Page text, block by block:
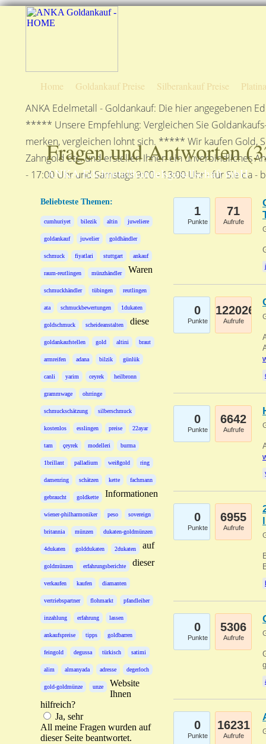
Home Goldankauf Preise Silberankauf Preise
ANKA Edelmetall - Goldankauf: Die hier angegebenen
***** Unsere Empfehlung: Vergleichen Sie
merken, vergleichen lohnt sich. ***** Wir kaufen Gold,
Zahngold etc. und erstellen Ihnen ein unverbindliches
- 17:00 Uhr und Samstags 9:00 - 13:00 Uhr - für Sie
Fragen und Antworten (
ANKA Edelmetallhandelsgesellschaft mbH
Beliebteste Themen:
cumhuriyet bilezik altin juweliere
goldankauf juwelier goldhändler
schmuck fiyatlari stuttgart ankauf
raum-reutlingen münzhändler
schmuckhändler tübingen reutlingen
ata schmuckbewertungen 1dukaten
goldschmuck scheideanstalten
goldankaufstellen gold altini braut
armreifen adana bilzik günlük
canli yarim ceyrek heilbronn
grammwage ohrringe
schmuckschätzung silberschmuck
kostenlos esslingen preise 22ayar
tam çeyrek modelleri burma
1brillant palladium weißgold ring
damenring schätzen kette fachmann
gebraucht goldkette
wiener-philharmoniker peso sovereign
britannia münzen dukaten-goldmünzen
4dukaten golddukaten 2dukaten
goldmünzen erfahrungsberichte
verkaufen kaufen diamanten
vertriebspartner flohmarkt pfandleiher
inzahlung erfahrung lassen
ankaufspreise tipps goldbarren
feingold degussa türkisch satimi
alim almanyada adresse degerloch
gold-goldmünze unze
Waren
diese
Informationen
auf
dieser
Website
Ihnen
hilfreich?
Ja, sehr
All meine Fragen wurden auf
dieser Seite beantwortet.
1
Punkte
71
Aufrufe
0
Punkte
122026
Aufrufe
0
Punkte
6642
Aufrufe
0
Punkte
6955
Aufrufe
0
Punkte
5306
Aufrufe
0
Punkte
16231
Aufrufe